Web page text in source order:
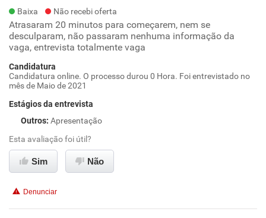
Baixa Não recebi oferta
Atrasaram 20 minutos para começarem, nem se
desculparam, não passaram nenhuma informação da
vaga, entrevista totalmente vaga
Candidatura
Candidatura online. O processo durou 0 Hora. Foi entrevistado no
mês de Maio de 2021
Estágios da entrevista
Outros: Apresentação
Esta avaliação foi útil?
Sim Não
Denunciar